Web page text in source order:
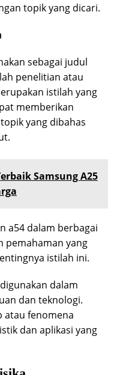
topik yang dicari.
sebagai judul
penelitian atau
istilah yang
memberikan
yang dibahas
Samsung A25
a54 dalam berbagai
pemahaman yang
istilah ini.
dalam
dan teknologi.
atau fenomena
dan aplikasi yang